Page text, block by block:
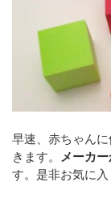
早速、赤ちゃん
きます。
メーカ
す。是非お気に